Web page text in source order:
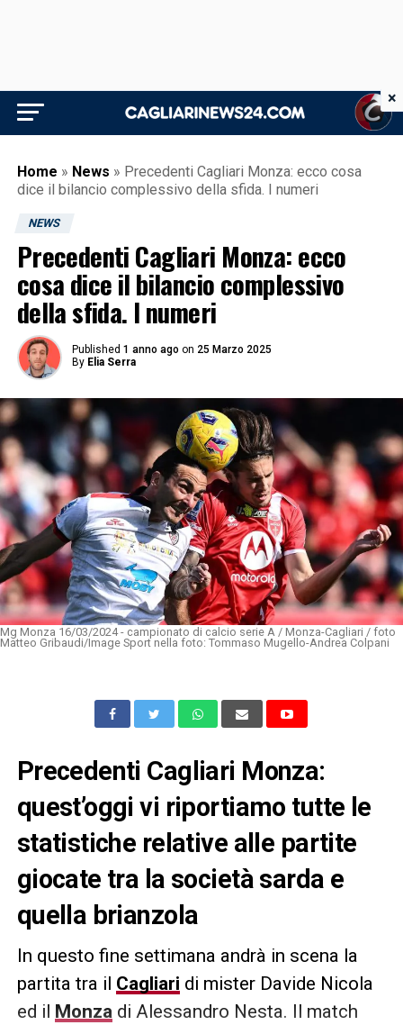
Home » News » Precedenti Cagliari Monza: ecco cosa
dice il bilancio complessivo della sfida. I numeri
NEWS
Precedenti Cagliari Monza: ecco
cosa dice il bilancio complessivo
della sfida. I numeri
Published 1 anno ago on 25 Marzo 2025
By Elia Serra
Mg Monza 16/03/2024 - campionato di calcio serie A / Monza-Cagliari / foto
Matteo Gribaudi/Image Sport nella foto: Tommaso Mugello-Andrea Colpani
Precedenti Cagliari Monza:
quest’oggi vi riportiamo tutte le
statistiche relative alle partite
giocate tra la società sarda e
quella brianzola
In questo fine settimana andrà in scena la
partita tra il Cagliari di mister Davide Nicola
ed il Monzadi Alessandro Nesta. Il match
×